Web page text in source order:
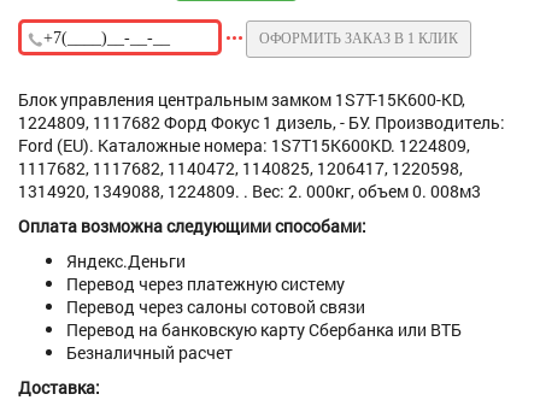
ОФОРМИТЬ ЗАКАЗ В 1 КЛИК
Блок управления центральным замком 1S7T-15K600-KD,
1224809, 1117682 Форд Фокус 1 дизель, - БУ. Производитель:
Ford (EU). Каталожные номера: 1S7T15K600KD. 1224809,
1117682, 1117682, 1140472, 1140825, 1206417, 1220598,
1314920, 1349088, 1224809. . Вес: 2. 000кг, объем 0. 008м3
Оплата возможна следующими способами:
Яндекс.Деньги
Перевод через платежную систему
Перевод через салоны сотовой связи
Перевод на банковскую карту Сбербанка или ВТБ
Безналичный расчет
Доставка: